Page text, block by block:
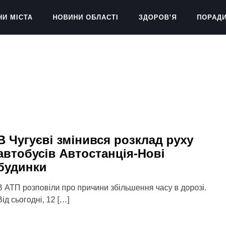
МІСТА НОВИНИ ОБЛАСТІ ЗДОРОВ’Я ПОРАДИ
Чугуєві змінився розклад руху
Автостанція-Нові
АТП розповіли про причини збільшення часу в дорозі.
сьогодні, 12 […]